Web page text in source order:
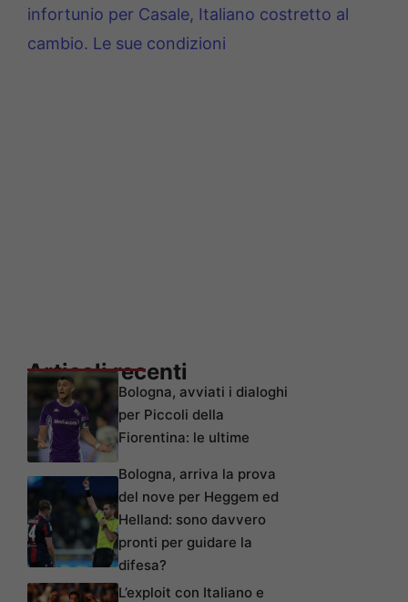
infortunio per Casale, Italiano costretto al
cambio. Le sue condizioni
Articoli recenti
Bologna, avviati i dialoghi
per Piccoli della
Fiorentina: le ultime
Bologna, arriva la prova
del nove per Heggem ed
Helland: sono davvero
pronti per guidare la
difesa?
L’exploit con Italiano e